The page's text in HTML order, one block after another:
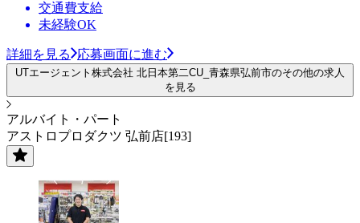
交通費支給
未経験OK
詳細を見る 応募画面に進む
UTエージェント株式会社 北日本第二CU_青森県弘前市のその他の求人
を見る
アルバイト・パート
アストロプロダクツ 弘前店[193]